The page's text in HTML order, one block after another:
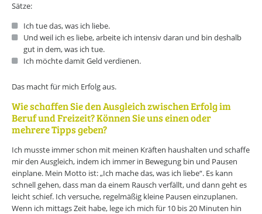
Sätze:
Ich tue das, was ich liebe.
Und weil ich es liebe, arbeite ich intensiv daran und bin deshalb
gut in dem, was ich tue.
Ich möchte damit Geld verdienen.
Das macht für mich Erfolg aus.
Wie schaffen Sie den Ausgleich zwischen Erfolg im
Beruf und Freizeit? Können Sie uns einen oder
mehrere Tipps geben?
Ich musste immer schon mit meinen Kräften haushalten und schaffe
mir den Ausgleich, indem ich immer in Bewegung bin und Pausen
einplane. Mein Motto ist: „Ich mache das, was ich liebe“. Es kann
schnell gehen, dass man da einem Rausch verfällt, und dann geht es
leicht schief. Ich versuche, regelmäßig kleine Pausen einzuplanen.
Wenn ich mittags Zeit habe, lege ich mich für 10 bis 20 Minuten hin